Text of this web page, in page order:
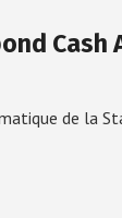
Cash
de la